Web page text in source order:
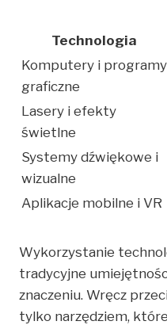
Technologia
Komputery i programy
graficzne
Lasery i efekty
świetlne
Systemy dźwiękowe i
wizualne
Aplikacje mobilne i VR
Wykorzystanie
tradycyjne
znaczeniu. Wręcz
tylko narzędziem,